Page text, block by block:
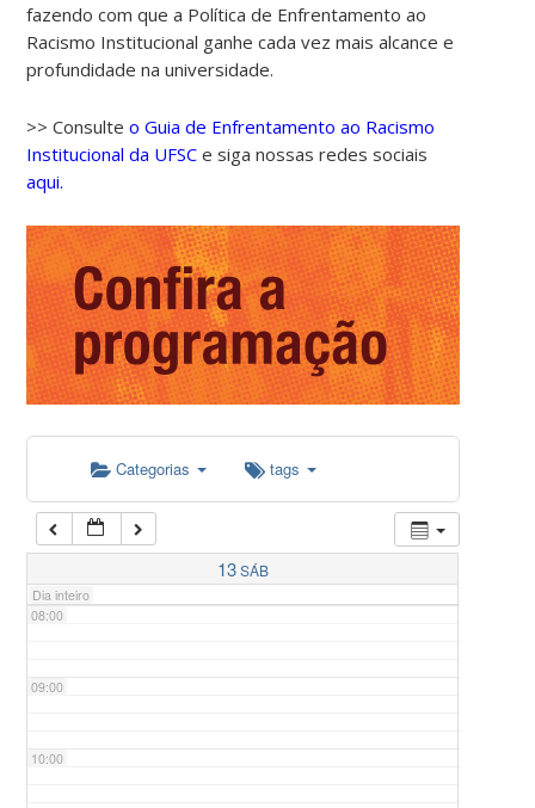
fazendo com que a Política de Enfrentamento ao
Racismo Institucional ganhe cada vez mais alcance e
profundidade na universidade.
>> Consulteo Guia de Enfrentamento ao Racismo
Institucional da UFSC e siga nossas redes sociais
aqui.
Categorias tags
13SÁB
Dia inteiro
00:00
02:00
03:00
04:00
05:00
07:00
08:00
09:00
10:00